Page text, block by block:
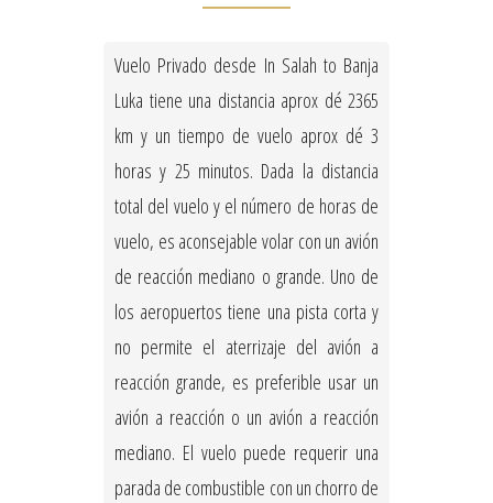
Vuelo Privado desde In Salah to Banja
Luka tiene una distancia aprox dé 2365
km y un tiempo de vuelo aprox dé 3
horas y 25 minutos. Dada la distancia
total del vuelo y el número de horas de
vuelo, es aconsejable volar con un avión
de reacción mediano o grande. Uno de
los aeropuertos tiene una pista corta y
no permite el aterrizaje del avión a
reacción grande, es preferible usar un
avión a reacción o un avión a reacción
mediano. El vuelo puede requerir una
parada de combustible con un chorro de